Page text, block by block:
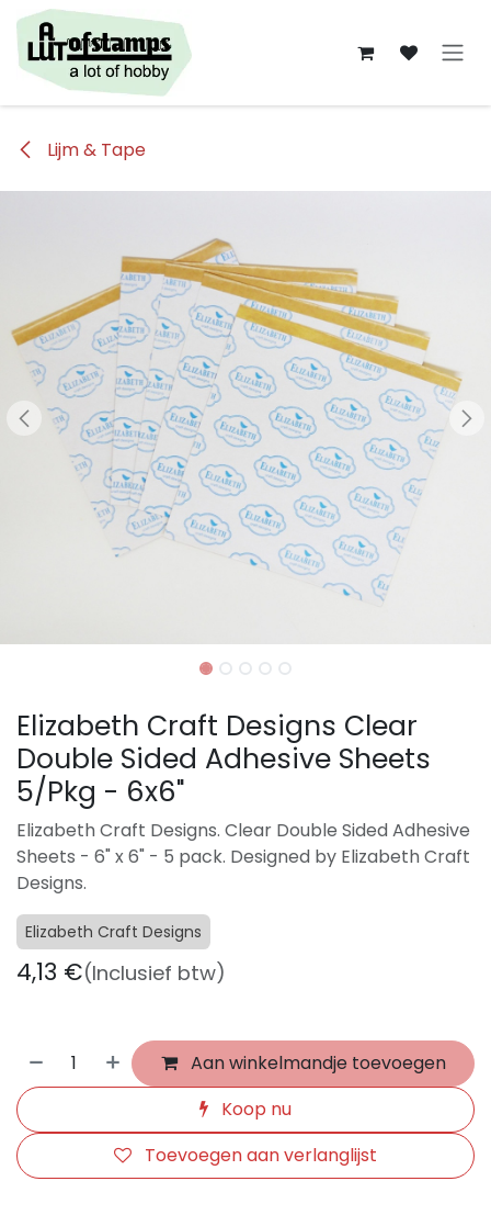
Overslaan naar inhoud
Lijm & Tape
Elizabeth Craft Designs Clear
Double Sided Adhesive Sheets
5/Pkg - 6x6"
Elizabeth Craft Designs. Clear Double Sided Adhesive
Sheets - 6" x 6" - 5 pack. Designed by Elizabeth Craft
Designs.
Elizabeth Craft Designs
4,13 €(Inclusief btw)
Aan winkelmandje toevoegen
Koop nu
Toevoegen aan verlanglijst